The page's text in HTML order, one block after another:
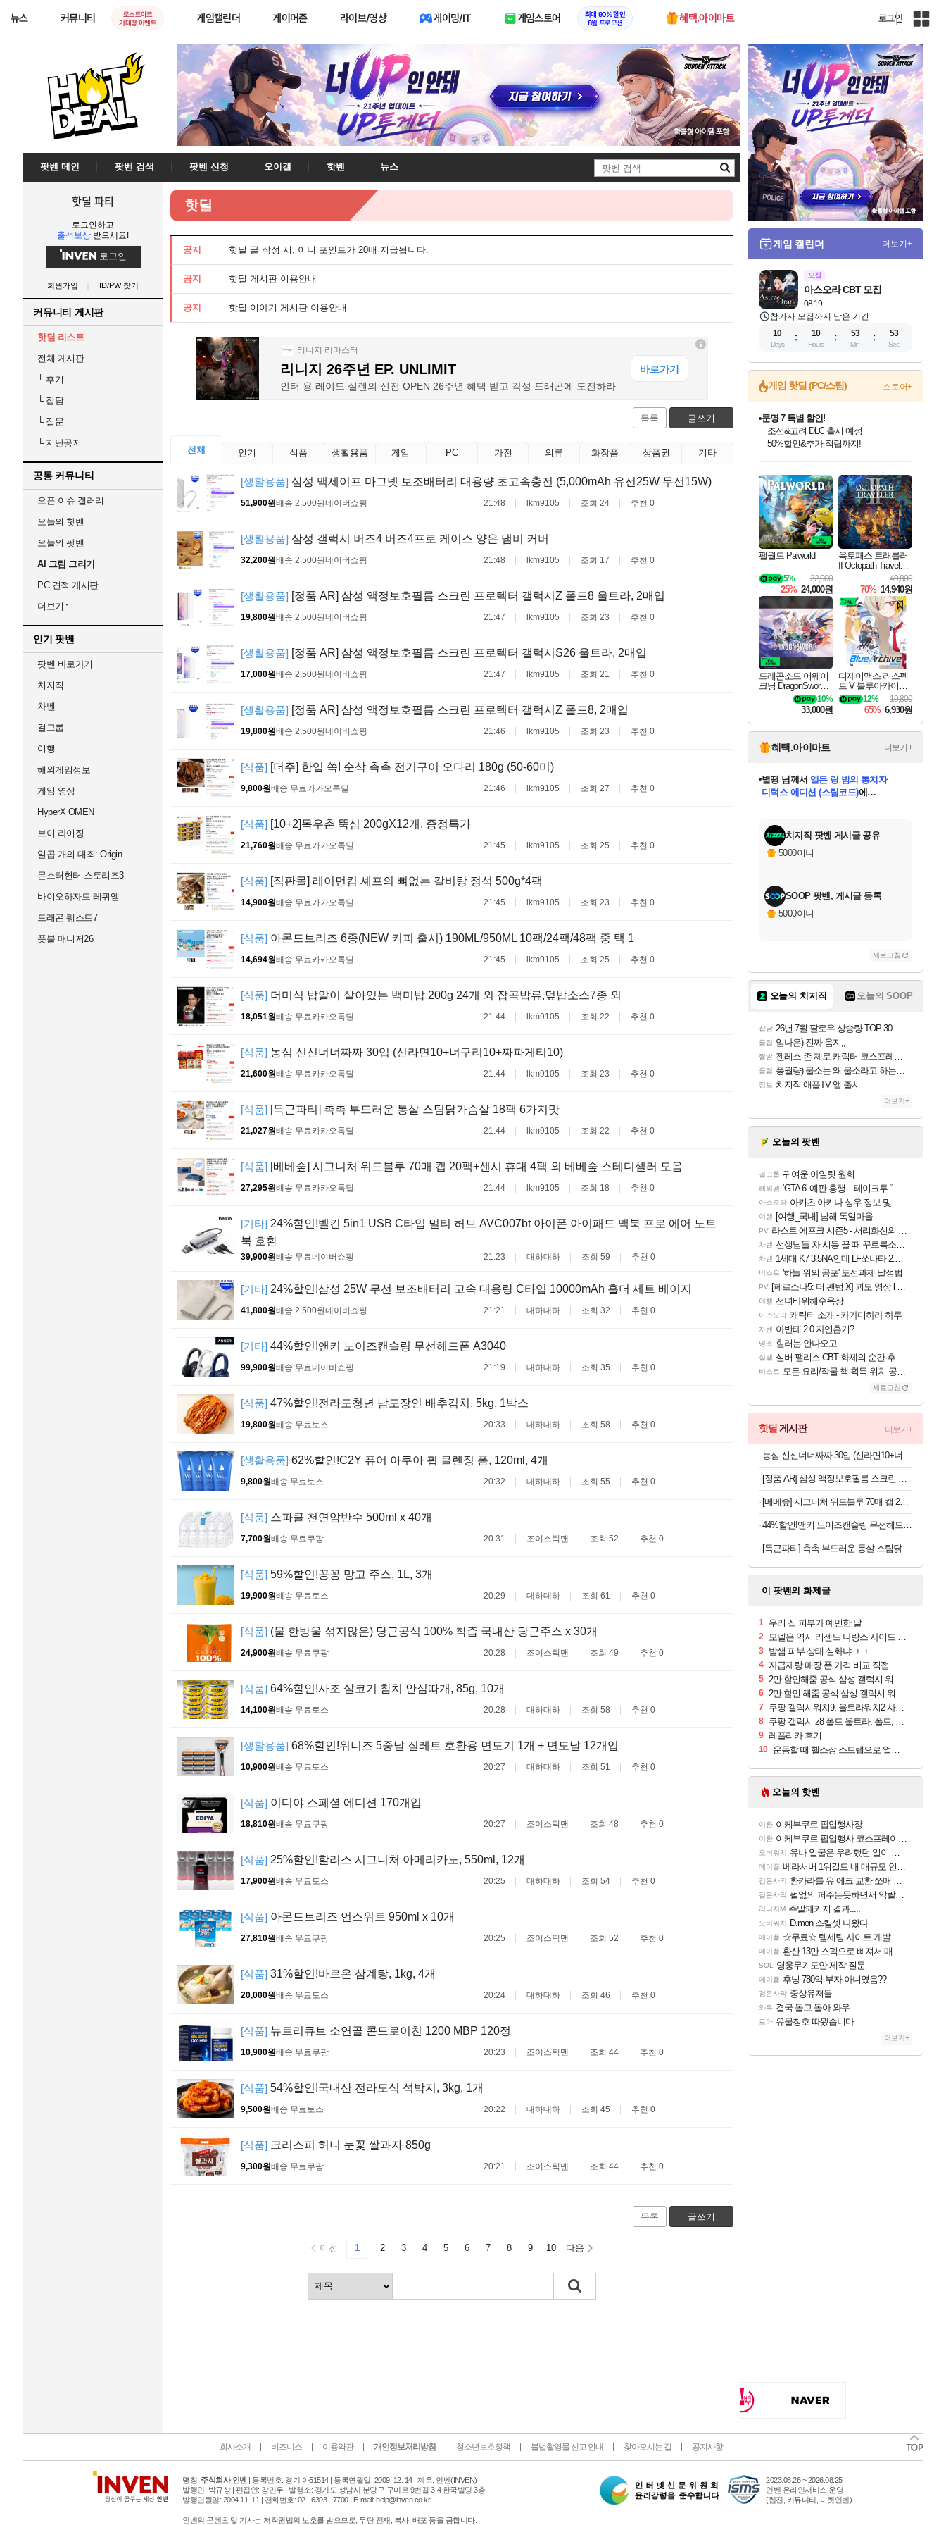
뉴스 커뮤니티
로스트아크
기대평 이벤트
게임캘린더 게이머존 라이브/영상 게이밍/IT 게임스토어
최대 90% 할인
8월 프로모션
혜택.아이마트 로그인
인
전
사
이
트
팟벤 메인 팟벤 검색 팟벤 신청 오이갤 핫벤
뉴스
검
색
핫딜 파티
로그인하고
출석보상 받으세요!
로그인
회원가입 ID/PW 찾기
커뮤니티 게시판
핫딜 리스트
전체 게시판
└후기
└잡담
└질문
└지난공지
공통 커뮤니티
오픈 이슈 갤러리
오늘의 핫벤
오늘의 팟벤
AI 그림 그리기
PC 견적 게시판
더보기
인기 팟벤
팟벤 바로가기
치지직
차벤
걸그룹
여행
해외게임정보
게임 영상
HyperX OMEN
브이 라이징
일곱 개의 대죄: Origin
몬스터헌터 스토리즈3
바이오하자드 레퀴엠
드래곤 퀘스트7
풋볼 매니저26
핫딜
공지 핫딜 글 작성 시, 이니 포인트가 20배 지급됩니다.
공지 핫딜 게시판 이용안내
공지 핫딜 이야기 게시판 이용안내
목록 글쓰기
전체 인기 식품 생활용품 게임 PC 가전 의류 화장품 상품권 기타
[생활용품] 삼성 맥세이프 마그넷 보조배터리 대용량 초고속충전 (5,000mAh 유선25W 무선15W)
51,900원배송 2,500원네이버쇼핑 21:48 lkm9105 조회 24 추천 0
[생활용품] 삼성 갤럭시 버즈4 버즈4프로 케이스 양은 냄비 커버
32,200원배송 2,500원네이버쇼핑 21:48 lkm9105 조회 17 추천 0
[생활용품] [정품 AR] 삼성 액정보호필름 스크린 프로텍터 갤럭시Z 폴드8 울트라, 2매입
19,800원배송 2,500원네이버쇼핑 21:47 lkm9105 조회 23 추천 0
[생활용품] [정품 AR] 삼성 액정보호필름 스크린 프로텍터 갤럭시S26 울트라, 2매입
17,000원배송 2,500원네이버쇼핑 21:47 lkm9105 조회 21 추천 0
[생활용품] [정품 AR] 삼성 액정보호필름 스크린 프로텍터 갤럭시Z 폴드8, 2매입
19,800원배송 2,500원네이버쇼핑 21:46 lkm9105 조회 23 추천 0
[식품] [더주] 한입 쏙! 순삭 촉촉 전기구이 오다리 180g (50-60미)
9,800원배송 무료 카카오톡딜 21:46 lkm9105 조회 27 추천 0
[식품] [10+2]목우촌 뚝심 200gX12개, 증정특가
21,760원배송 무료 카카오톡딜 21:45 lkm9105 조회 25 추천 0
[식품] [직판몰] 레이먼킴 셰프의 뼈없는 갈비탕 정석 500g*4팩
14,900원배송 무료 카카오톡딜 21:45 lkm9105 조회 23 추천 0
[식품] 아몬드브리즈 6종(NEW 커피 출시) 190ML/950ML 10팩/24팩/48팩 중 택 1
14,694원배송 무료 카카오톡딜 21:45 lkm9105 조회 25 추천 0
[식품] 더미식 밥알이 살아있는 백미밥 200g 24개 외 잡곡밥류,덮밥소스7종 외
18,051원배송 무료 카카오톡딜 21:44 lkm9105 조회 22 추천 0
[식품] 농심 신신너너짜짜 30입 (신라면10+너구리10+짜파게티10)
21,600원배송 무료 카카오톡딜 21:44 lkm9105 조회 23 추천 0
[식품] [득근파티] 촉촉 부드러운 통살 스팀닭가슴살 18팩 6가지맛
21,027원배송 무료 카카오톡딜 21:44 lkm9105 조회 22 추천 0
[식품] [베베숲] 시그니처 위드블루 70매 캡 20팩+센시 휴대 4팩 외 베베숲 스테디셀러 모음
27,295원배송 무료 카카오톡딜 21:44 lkm9105 조회 18 추천 0
[기타] 24%할인!벨킨 5in1 USB C타입 멀티 허브 AVC007bt 아이폰 아이패드 맥북 프로 에어 노트
북 호환
39,900원배송 무료네이버쇼핑 21:23 대하대하 조회 59 추천 0
[기타] 24%할인!삼성 25W 무선 보조배터리 고속 대용량 C타입 10000mAh 홀더 세트 베이지
41,800원배송 2,500원네이버쇼핑 21:21 대하대하 조회 32 추천 0
[기타] 44%할인!앤커 노이즈캔슬링 무선헤드폰 A3040
99,900원배송 무료네이버쇼핑 21:19 대하대하 조회 35 추천 0
[식품] 47%할인!전라도청년 남도장인 배추김치, 5kg, 1박스
19,800원배송 무료 토스 20:33 대하대하 조회 58 추천 0
[생활용품] 62%할인!C2Y 퓨어 아쿠아 휩 클렌징 폼, 120ml, 4개
9,800원배송 무료 토스 20:32 대하대하 조회 55 추천 0
[식품] 스파클 천연암반수 500ml x 40개
7,700원배송 무료 쿠팡 20:31 조이스틱맨 조회 52 추천 0
[식품] 59%할인!꽁꽁 망고 주스, 1L, 3개
19,900원배송 무료 토스 20:29 대하대하 조회 61 추천 0
[식품] (물 한방울 섞지않은) 당근공식 100% 착즙 국내산 당근주스 x 30개
24,900원배송 무료 쿠팡 20:28 조이스틱맨 조회 49 추천 0
[식품] 64%할인!사조 살코기 참치 안심따개, 85g, 10개
14,100원배송 무료 토스 20:28 대하대하 조회 58 추천 0
[생활용품] 68%할인!위니즈 5중날 질레트 호환용 면도기 1개 + 면도날 12개입
10,900원배송 무료 토스 20:27 대하대하 조회 51 추천 0
[식품] 이디야 스페셜 에디션 170개입
18,810원배송 무료 쿠팡 20:27 조이스틱맨 조회 48 추천 0
[식품] 25%할인!할리스 시그니처 아메리카노, 550ml, 12개
17,900원배송 무료 토스 20:25 대하대하 조회 54 추천 0
[식품] 아몬드브리즈 언스위트 950ml x 10개
27,810원배송 무료 쿠팡 20:25 조이스틱맨 조회 52 추천 0
[식품] 31%할인!바르온 삼계탕, 1kg, 4개
20,000원배송 무료 토스 20:24 대하대하 조회 46 추천 0
[식품] 뉴트리큐브 소연골 콘드로이친 1200 MBP 120정
10,900원배송 무료 쿠팡 20:23 조이스틱맨 조회 44 추천 0
[식품] 54%할인!국내산 전라도식 석박지, 3kg, 1개
9,500원배송 무료 토스 20:22 대하대하 조회 45 추천 0
[식품] 크리스피 허니 눈꽃 쌀과자 850g
9,300원배송 무료 쿠팡 20:21 조이스틱맨 조회 44 추천 0
목록 글쓰기
이전 1 2 3 4 5 6 7 8 9 10 다음
게임 캘린더 더보기+
모집
08.19
아스오라 CBT 모집
참가자 모집까지 남은 기간
10
Days
10
Hours
53
Min
52
Sec
게임 핫딜 (PC/스팀) 스토어+
최대 90% 할인가를 만나보세요!
네이버혜택과 함께 만나보세요!
문명 7 특별 할인!
조선&고려 DLC 출시 예정
50%할인&추가 적립까지!
네이버 포인트 혜택까지!
이니&베니 혜택까지!
네이버 혜택가와 함께 예약하세요!
할인&네이버혜택으로 만나보세요!
네이버페이 혜택과 만나보세요!
40주년 프로모션으로 만나보세요!
할인가에 만나보세요!
일부 에디션 상시 할인!
혜택으로 예약 판매 중
편안하게 충전하세요
팰월드 Palworld
32,000
5%
25% 24,000원
옥토패스 트래블러
II Octopath Traveler I
49,800
70% 14,940원
드래곤소드 어웨이
크닝 DragonSword A
10%
33,000원
디제이맥스 리스펙
트 V 블루아카이브
팩 DJMAX RESPE
CT V Blue Archive P
ack DLC
19,800
12%
65% 6,930원
혜택.아이마트 더보기+
교환.
별땡님께서엘든 링 밤의 통치자
당첨되셨습니다.
니코 님께서 (본편포함) 데이브 더
다이버 인 더 정글 번들 (스팀코드)
당첨되셨습니다.
당첨되셨습니다.
당첨되셨습니다.
당첨되셨습니다.
당첨되셨습니다.
에디션 (스팀코드)를 교환.
당첨되셨습니다.
치지직 팟벤 게시글 공유
5000이니
SOOP 팟벤, 게시글 등록
5000이니
새로고침
오늘의 치지직 오늘의 SOOP
잡담 26년 7월 팔로우 상승량 TOP 30 - 월간 치지직
클립 임나은) 진짜 음지;;
짤방 젠레스 존 제로 캐릭터 코스프레한 꽁주
클립 풍월량) 물소는 왜 물소라고 하는거야? 아! 그만 ㅋㅋ
정보 치지직 애플TV 앱 출시
더보기+
오늘의 팟벤
걸그룹 귀여운 아일릿 원희
해외겜 ‘GTA 6’ 예판 흥행…테이크투 “내부 예상 크게 넘어”
아스오라 아키츠 아키나 성우 정보 및 주요 필모
여행 [여행_국내] 남해 독일마을
PV 라스트 에포크 시즌5 - 서리화신의 분노 티저
차벤 선생님들 차 시동 끌 때 꾸르륵소리나는데
차벤 1세대 K7 3.5NA인데 LF쏘나타 2.0NA 기변하면 유류비 절약이 얼마나 될까요..?
비스트 '하늘 위의 공포' 도전과제 달성법
PV [페르소나5: 더 팬텀 X] 괴도 영상 l 타카마키 안·댄싱 스타
여행 선녀바위해수욕장
아스오라 캐릭터 소개 - 카가미하라 하루
차벤 아반테 2.0 자연흡기?
명조 힐러는 안나오고
실팰 실버 팰리스 CBT 화제의 순간·후기 모음
비스트 모든 요리/작물 책 획득 위치 공략 (36개) - 미식가 도전과제
새로고침
핫딜 게시판 더보기+
농심 신신너너짜짜 30입 (신라면10+너구리10+짜파게티10)
[정품 AR] 삼성 액정보호필름 스크린 프로텍터 갤럭시Z 폴드8 울트라, 2매입
[베베숲] 시그니처 위드블루 70매 캡 20팩+센시 휴대 4팩 외 베베숲 스테디셀러 모음
44%할인!앤커 노이즈캔슬링 무선헤드폰 A3040
[득근파티] 촉촉 부드러운 통살 스팀닭가슴살 18팩 6가지맛
이 팟벤의 화제글
1 우리 집 피부가 예민한 날
2 모델은 역시 리센느 나랑스 사이드 1.25L 1박스
3 밤샘 피부 상태 실화냐ㅋㅋ
4 자급제랑 매장 폰 가격 비교 직접 안가도 되네요
5 2만 할인해줌 공식 삼성 갤럭시 워치9 크림, 40mm, 블루투스
6 2만 할인 해줌 공식 삼성 갤럭시 워치9 실버, 44mm, 블루투스
7 쿠팡 갤럭시워치9, 울트라워치2 사전구매 혜택 받아보세요
8 쿠팡 갤럭시 z8 폴드 울트라, 폴드, 플립 사전예약
9 레플리카 후기
10 운동할 때 헬스장 스트랩으로 얼굴 만졌다가 볼 뒤집어짐
오늘의 핫벤
이환 이케부쿠로 팝업행사장
이환 이케부쿠로 팝업행사 코스프레이어들!!
오버워치 유나 얼굴은 우려했던 일이 벌어진 참사 같음
메이플 베라서버 1위길드 내 대규모 인원이탈종용 추정사건
검은사막 환카라를 유 에크 교환 쪼매 서운함..
검은사막 펄없의 퍼주는듯하면서 악랄한 BM 설계
리니지M 주말패키지 결과.....
오버워치 D.mon 스킬셋 나왔다
메이플 ☆무료☆ 템세팅 사이트 개발자입니다
메이플 환산 13만 스펙으로 삐져서 매주 수로 10만점 치고있으면 ㅋㅋ
SOL 영웅무기도안 제작 질문
메이플 후닝 780억 부자 아니였음??
검은사막 중상유저들
와우 결국 돌고 돌아 와우
로아 유물칭호 따왔습니다
더보기+
회사소개 비즈니스 이용약관 개인정보처리방침 청소년보호정책 불법촬영물 신고 안내 찾아오시는 길 공지사항
명칭: 주식회사 인벤 | 등록번호: 경기 아51514 | 등록연월일: 2009. 12. 14 | 제호: 인벤(INVEN)
발행인: 박규상 | 편집인: 강민우 | 발행소: 경기도 성남시 분당구 구미로 9번길 3-4 한국빌딩 3층
발행연월일: 2004 11. 11 | 전화번호: 02 - 6393 - 7700 | E-mail: help@inven.co.kr
인벤의 콘텐츠 및 기사는 저작권법의 보호를 받으므로, 무단 전재, 복사, 배포 등을 금합니다.
터
넷
2023.08.26 ~ 2026.08.25
인벤 온라인서비스 운영
(웹진, 커뮤니티, 마켓인벤)